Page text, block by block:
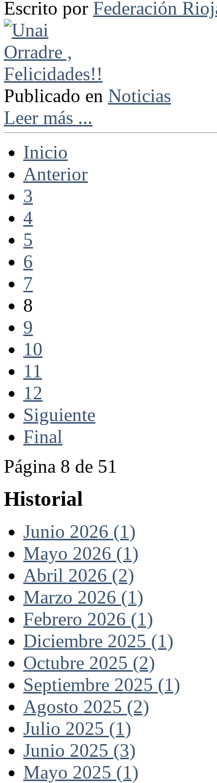
Escrito por Federación
Publicado en Noticias
Leer más ...
Inicio
Anterior
3
4
5
6
7
8
9
10
11
12
Siguiente
Final
Página 8 de 51
Historial
Junio 2026 (1)
Mayo 2026 (1)
Abril 2026 (2)
Marzo 2026 (1)
Febrero 2026 (1)
Diciembre 2025 (1)
Octubre 2025 (2)
Septiembre 2025 (1)
Agosto 2025 (2)
Julio 2025 (1)
Junio 2025 (3)
Mayo 2025 (1)